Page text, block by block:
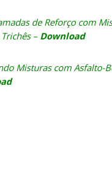
de Reforço com
– Download
Misturas com Asfalto-